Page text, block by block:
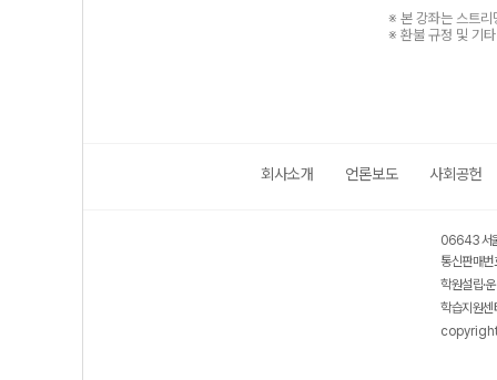
※ 본 강좌는 스트리
※ 환불 규정 및 기
회사소개 언론보도 사회공헌
06643 서
통신판매
학원설립·
학습지원